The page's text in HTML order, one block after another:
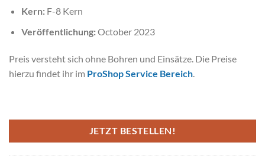
Kern: F-8 Kern
Veröffentlichung:October 2023
Preis versteht sich ohne Bohren und Einsätze. Die Preise
hierzu findet ihr im ProShop Service Bereich
JETZT BESTELLEN!